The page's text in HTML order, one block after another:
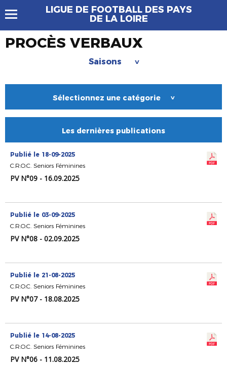
LIGUE DE FOOTBALL DES PAYS
DE LA LOIRE
PROCÈS VERBAUX
Saisons >
Sélectionnez une catégorie >
Les dernières publications
Publié le 18-09-2025
C.R.O.C. Seniors Féminines
PV N°09 - 16.09.2025
Publié le 03-09-2025
C.R.O.C. Seniors Féminines
PV N°08 - 02.09.2025
Publié le 21-08-2025
C.R.O.C. Seniors Féminines
PV N°07 - 18.08.2025
Publié le 14-08-2025
C.R.O.C. Seniors Féminines
PV N°06 - 11.08.2025